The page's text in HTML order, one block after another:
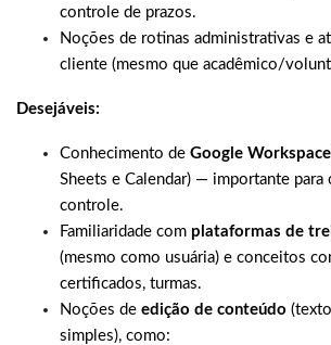
controle de prazos.
Noções de rotinas administrativas e
cliente (mesmo que acadêmico/
Desejáveis:
Conhecimento de Google Workspace
Sheets e Calendar) — importante para
controle.
Familiaridade com plataformas de
(mesmo como usuária) e conceitos
certificados, turmas.
Noções de edição de conteúdo
simples), como: